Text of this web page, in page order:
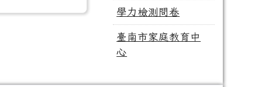
學力檢測問卷
臺南市家庭教育中
心